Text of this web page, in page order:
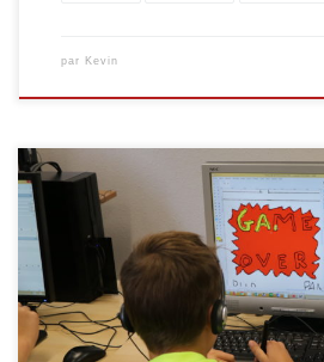
par Kevin
Un stage d’initiation à la bande dessinée
bibliothèque de Malmedy du 10 au 14
Vous pourrez apprendre les bases de la
l’auteur Robert Paquet : scénario,
coloriage sur ordinateur. Robert Paquet